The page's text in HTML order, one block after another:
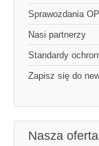
Sprawozdania
Nasi partnerzy
Standardy
Zapisz się do
Nasza oferta